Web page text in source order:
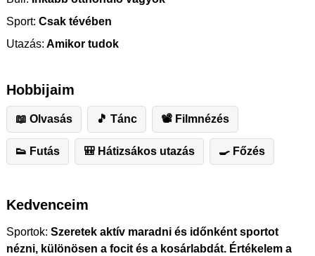
Sport: Csak tévében
Utazás: Amikor tudok
Hobbijaim
📖 Olvasás 🎵 Tánc 📽 Filmnézés
👟 Futás 🎒 Hátizsákos utazás 🍳 Főzés
Kedvenceim
Sportok: Szeretek aktív maradni és időnként sportot
nézni, különösen a focit és a kosárlabdát. Értékelem a